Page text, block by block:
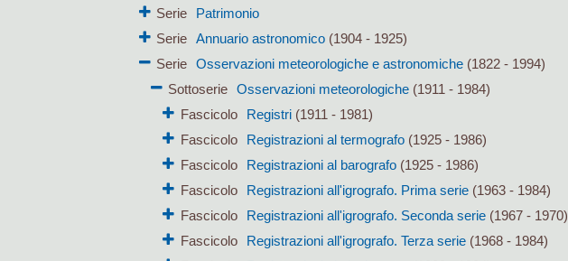
Serie
Patrimonio
Serie Annuario astronomico(1904 - 1925)
Serie Osservazioni meteorologiche e astronomiche(1822 - 1994)
Sottoserie
Osservazioni meteorologiche (1911 - 1984)
Fascicolo
Registri(1911 - 1981)
Fascicolo
Registrazioni al termografo(1925 - 1986)
Fascicolo
Registrazioni al barografo(1925 - 1986)
Fascicolo
Registrazioni all'igrografo. Prima serie(1963 - 1984)
Fascicolo
Registrazioni all'igrografo. Seconda serie(1967 - 1970)
Fascicolo
Registrazioni all'igrografo. Terza serie(1968 - 1984)